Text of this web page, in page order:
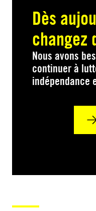
Dès
changez
Nous avons
continuer à
indépendance